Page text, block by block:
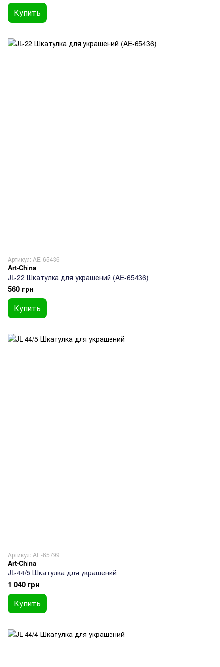
Купить
Артикул: AE-65436
Art-China
JL-22 Шкатулка для украшений (AE-65436)
560 грн
Купить
Артикул: AE-65799
Art-China
JL-44/5 Шкатулка для украшений
1 040 грн
Купить